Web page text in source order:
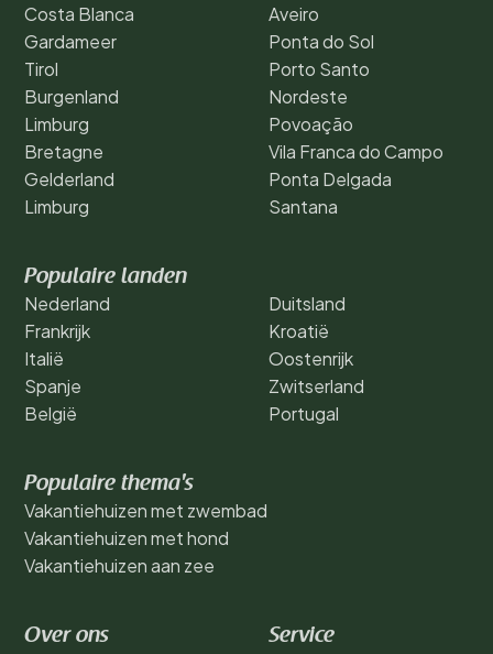
Costa Blanca
Gardameer
Tirol
Burgenland
Limburg
Bretagne
Gelderland
Limburg
Aveiro
Ponta do Sol
Porto Santo
Nordeste
Povoação
Vila Franca do Campo
Ponta Delgada
Santana
Populaire landen
Nederland
Frankrijk
Italië
Spanje
België
Duitsland
Kroatië
Oostenrijk
Zwitserland
Portugal
Populaire thema's
Vakantiehuizen met zwembad
Vakantiehuizen met hond
Vakantiehuizen aan zee
Over ons Service